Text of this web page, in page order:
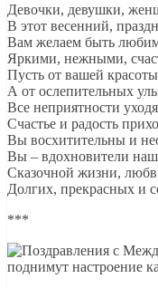
Девочки, девушки,
В этот весенний,
Вам желаем быть
Яркими, нежными,
Пусть от вашей
А от ослепительных
Все неприятности
Счастье и радость
Вы восхитительны и
Вы – вдохновители
Сказочной жизни,
Долгих, прекрасных и
***